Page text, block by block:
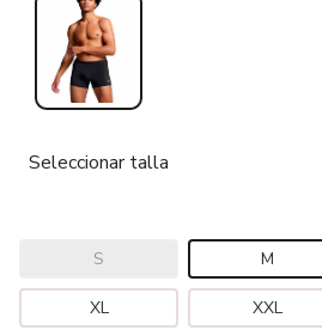
Seleccionar talla
S M
XL XXL